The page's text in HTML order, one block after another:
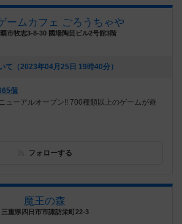
ームカフェ ごろうちゃや
市牧志3-8-30 國場陶芸ビル2号館3階
て（2023年04月25日 19時40分）
個
ューアルオープン!! 700種類以上のゲームが遊
フォローする
魔王の森
三重県四日市市諏訪栄町22-3